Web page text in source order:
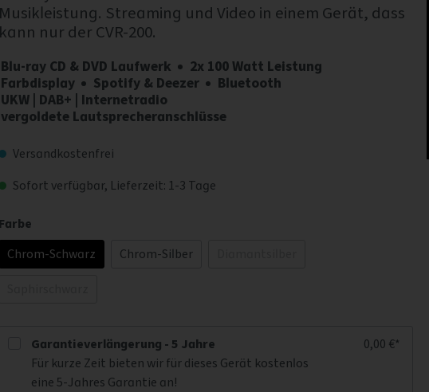
Musikleistung. Streaming und Video in einem Gerät, dass
kann nur der CVR-200.
Blu-ray CD & DVD Laufwerk
2x 100 Watt Leistung
Farbdisplay
Spotify & Deezer
Bluetooth
UKW | DAB+ | Internetradio
vergoldete Lautsprecheranschlüsse
Versandkostenfrei
Sofort verfügbar, Lieferzeit: 1-3 Tage
Farbe
Chrom-Schwarz
Chrom-Silber
Garantieverlängerung - 5 Jahre
Für kurze Zeit bieten wir für dieses Gerät kostenlos
eine 5-Jahres Garantie an!
0,00 €*